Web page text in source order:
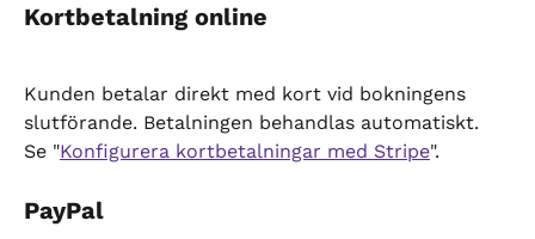
Kortbetalning online
Kunden betalar direkt med kort vid bokningens
slutförande. Betalningen behandlas automatiskt.
Se "Konfigurera kortbetalningar med Stripe".
PayPal